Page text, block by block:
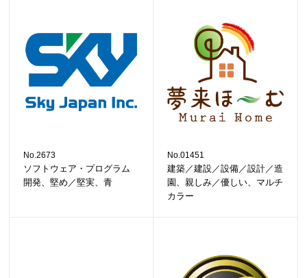
No.2673
ソフトウェア・プログラム
開発、堅め／堅実、青
No.01451
建築／建設／設備／設計／造
園、親しみ／優しい、マルチ
カラー